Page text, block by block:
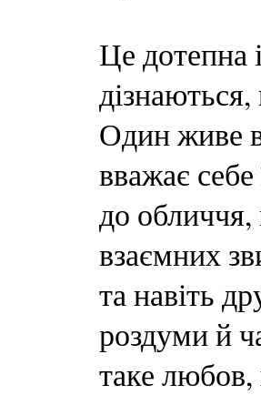
Це дотепна
Один живе
вважає
до
взаємних
та навіть
роздуми й
таке любов,